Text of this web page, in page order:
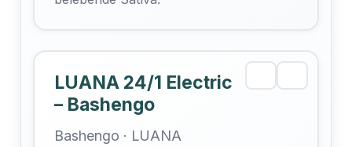
LUANA 24/1 Electric
– Bashengo
Bashengo · LUANA